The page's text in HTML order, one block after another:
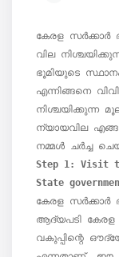
കേരള സർക്കാർ
വില
ഭൂമിയുടെ
എന്നിങ്ങനെ
നിശ്ചയിക്കുന്ന
ന്യായവില
Step 1: Visit
State
കേരള സർക്കാർ
ആദ്യപടി
വകുപ്പിന്റെ